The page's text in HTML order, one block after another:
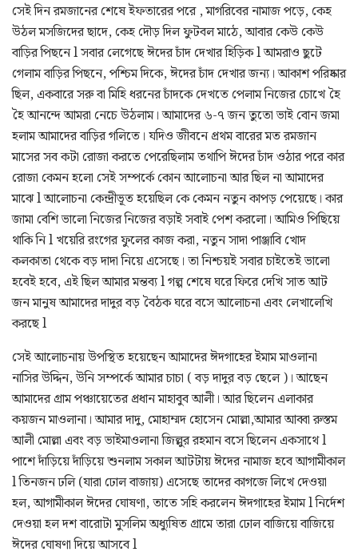
সেই দিন রমজানের শেষে ইফতারের পরে , মাগরিবের নামাজ পড়ে, কেহ
উঠল মসজিদের ছাদে, কেহ দৌড় দিল ফুটবল মাঠে, আবার কেউ কেউ
বাড়ির পিছনে l সবার লেগেছে ঈদের চাঁদ দেখার হিড়িক l আমরাও ছুটে
গেলাম বাড়ির পিছনে, পশ্চিম দিকে, ঈদের চাঁদ দেখার জন্য। আকাশ পরিষ্কার
ছিল, একবারে সরু বা মিহি ধরনের চাঁদকে দেখতে পেলাম নিজের চোখে হৈ
হৈ আনন্দে আমরা নেচে উঠলাম। আমাদের ৬-৭ জন তুতো ভাই বোন জমা
হলাম আমাদের বাড়ির গলিতে। যদিও জীবনে প্রথম বারের মত রমজান
মাসের সব কটা রোজা করতে পেরেছিলাম তথাপি ঈদের চাঁদ ওঠার পরে কার
রোজা কেমন হলো সেই সম্পর্কে কোন আলোচনা আর ছিল না আমাদের
মাঝে l আলোচনা কেন্দ্রীভূত হয়েছিল কে কেমন নতুন কাপড় পেয়েছে। কার
জামা বেশি ভালো নিজের নিজের বড়াই সবাই পেশ করলো। আমিও পিছিয়ে
থাকি নি l খয়েরি রংগের ফুলের কাজ করা, নতুন সাদা পাঞ্জাবি খোদ
কলকাতা থেকে বড় দাদা নিয়ে এসেছে। তা নিশ্চয়ই সবার চাইতেই ভালো
হবেই হবে, এই ছিল আমার মন্তব্য l গল্প শেষে ঘরে ফিরে দেখি সাত আট
জন মানুষ আমাদের দাদুর বড় বৈঠক ঘরে বসে আলোচনা এবং লেখালেখি
করছে l
সেই আলোচনায় উপস্থিত হয়েছেন আমাদের ঈদগাহের ইমাম মাওলানা
নাসির উদ্দিন, উনি সম্পর্কে আমার চাচা ( বড় দাদুর বড় ছেলে )। আছেন
আমাদের গ্রাম পঞ্চায়েতের প্রধান মাহাবুব আলী। আর ছিলেন এলাকার
কয়জন মাওলানা। আমার দাদু, মোহাম্মদ হোসেন মোল্লা,আমার আব্বা রুস্তম
আলী মোল্লা এবং বড় ভাইমাওলানা জিল্লুর রহমান বসে ছিলেন একসাথে l
পাশে দাঁড়িয়ে দাঁড়িয়ে শুনলাম সকাল আটটায় ঈদের নামাজ হবে আগামীকাল
l তিনজন ঢলি (যারা ঢোল বাজায়) এসেছে তাদের কাগজে লিখে দেওয়া
হল, আগামীকাল ঈদের ঘোষণা, তাতে সহি করলেন ঈদগাহের ইমাম l নির্দেশ
দেওয়া হল দশ বারোটা মুসলিম অধ্যুষিত গ্রামে তারা ঢোল বাজিয়ে বাজিয়ে
ঈদের ঘোষণা দিয়ে আসবে l